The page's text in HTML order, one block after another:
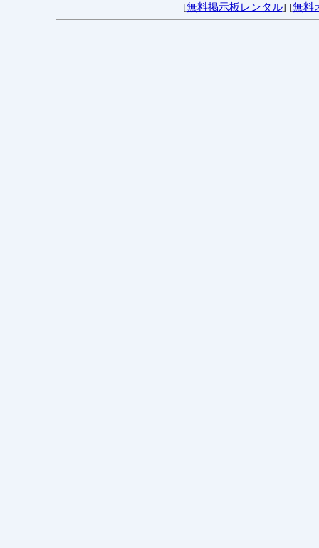
[無料掲示板レンタル] [無料